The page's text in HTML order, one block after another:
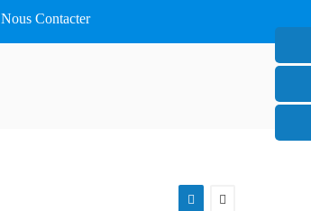
Nous Contacter